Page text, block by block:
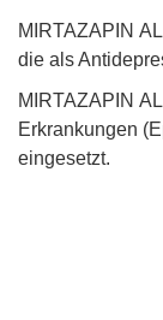
MIRTAZAPIN
die als
MIRTAZAPIN
Erkrankungen
eingesetzt.